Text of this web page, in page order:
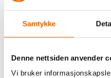
Samtykke
Denne nettsiden anvender
Vi bruker